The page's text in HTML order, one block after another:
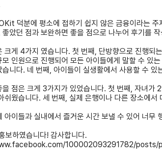
덕분에 평소에 접하기 쉽지 않은 금융이라는
좋았던 점과 보완하면 좋을 점으로 나누어 후기를
크게 4가지 였습니다. 첫 번째, 단방향으로 진행되
모 인원으로 진행되어 모든 아이들에게 말할 수 있
습니다. 네 번째, 아이들이 실생활에서 사용할 수
을 점은 크게 3가지가 있었습니다. 첫 번째, 자녀가
쉬웠습니다. 세 번째, 실제 은행이나 다른 장소에
아이들과 실내에서 즐거운 시간 보낼 수 있어 너무
보하였습니다! 감사합니다.
100002093291782/posts/